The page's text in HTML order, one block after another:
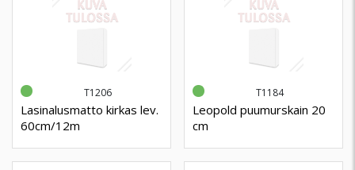
T1206
Lasinalusmatto kirkas lev.
60cm/12m
T1184
Leopold puumurskain 20
cm